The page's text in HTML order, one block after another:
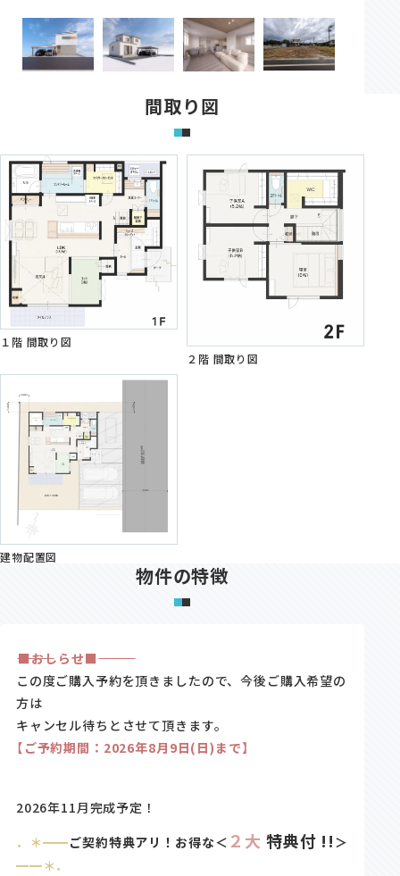
資料請求
間取り図
１階 間取り図
２階 間取り図
建物配置図
物件の特徴
―――――――――■おしらせ■―――――――――
この度ご購入予約を頂きましたので、今後ご購入希望の
方は
キャンセル待ちとさせて頂きます。
【 ご予約期間：2026年8月9日(日)まで】
2026年11月完成予定！
．＊━━ご契約特典アリ！お得な＜ ２大 特典付 !! ＞
━━＊．